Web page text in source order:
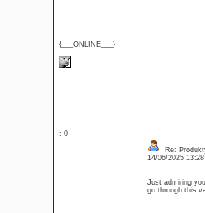
{___ONLINE___}
: 0
Re:
14/06/2025
Just admiring
go through this